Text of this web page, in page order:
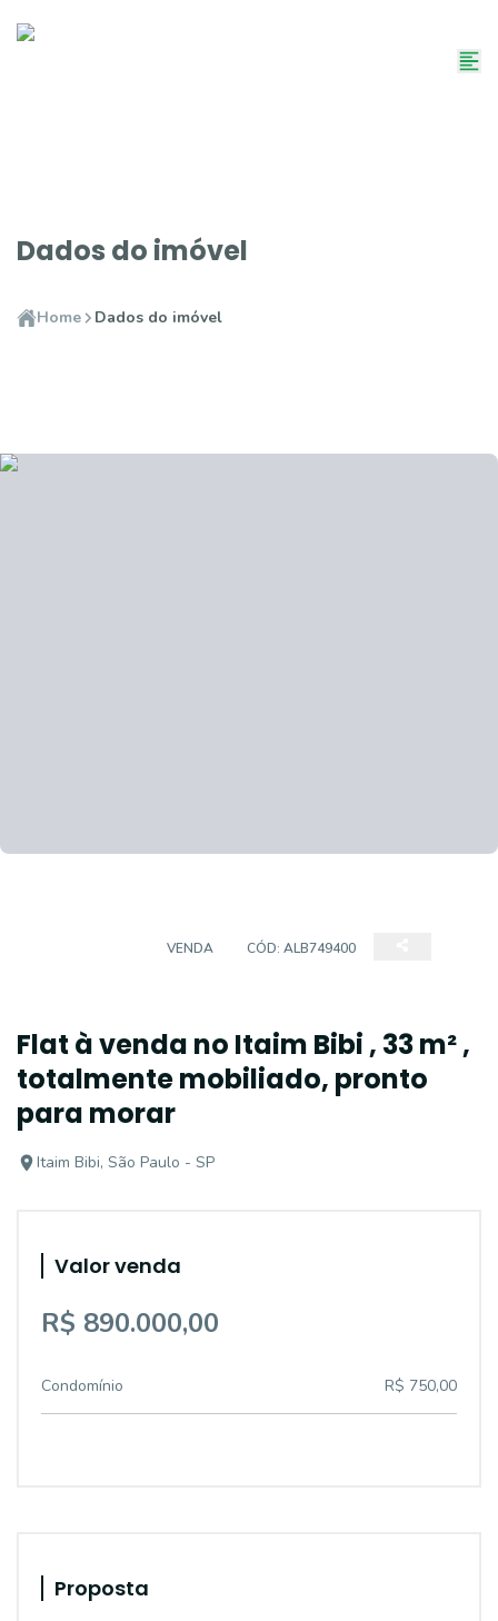
Dados do imóvel
Home Dados do imóvel
VENDA CÓD: ALB749400
Flat à venda no Itaim Bibi , 33 m² ,
totalmente mobiliado, pronto
para morar
Itaim Bibi, São Paulo - SP
Valor venda
R$ 890.000,00
Condomínio R$ 750,00
Proposta